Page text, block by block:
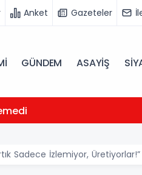
Anket Gazeteler
GÜNDEM ASAYİŞ
Sadece İzlemiyor, Üretiyorlar!”